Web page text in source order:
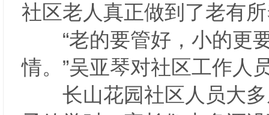
社区老人真正做到了老有
“老的要管好，小的更要
情。”吴亚琴对社区工作人
长山花园社区人员大多